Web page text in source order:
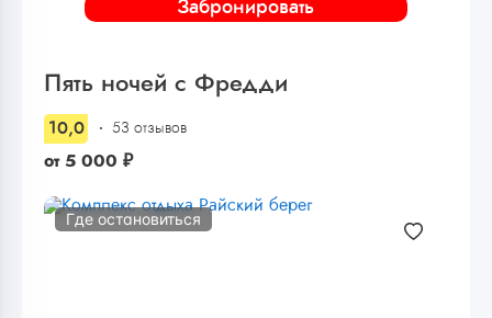
Забронировать
Пять ночей с Фредди
10,0 53 отзывов
от 5 000 ₽
Где остановиться